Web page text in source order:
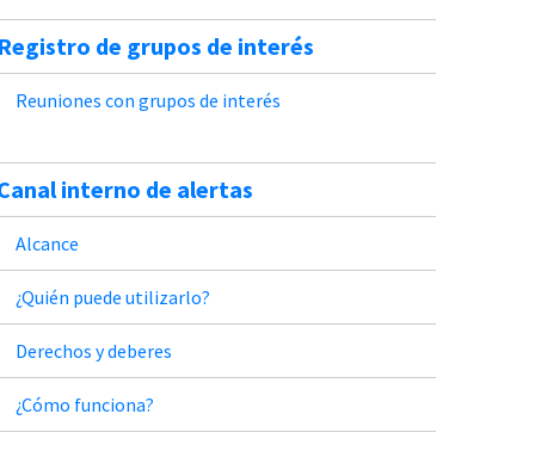
de grupos de interés
Reuniones con grupos de interés
interno de alertas
Alcance
¿Quién puede utilizarlo?
Derechos y deberes
¿Cómo funciona?